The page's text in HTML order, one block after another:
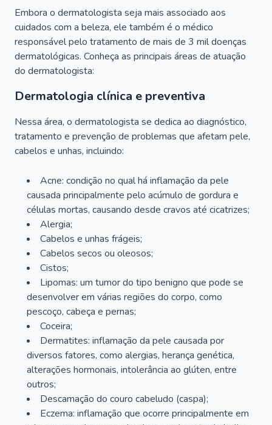
Embora o dermatologista seja mais associado aos
cuidados com a beleza, ele também é o médico
responsável pelo tratamento de mais de 3 mil doenças
dermatológicas. Conheça as principais áreas de atuação
do dermatologista:
Dermatologia clínica e preventiva
Nessa área, o dermatologista se dedica ao diagnóstico,
tratamento e prevenção de problemas que afetam pele,
cabelos e unhas, incluindo:
Acne: condição no qual há inflamação da pele
causada principalmente pelo acúmulo de gordura e
células mortas, causando desde cravos até cicatrizes;
Alergia;
Cabelos e unhas frágeis;
Cabelos secos ou oleosos;
Cistos;
Lipomas: um tumor do tipo benigno que pode se
desenvolver em várias regiões do corpo, como
pescoço, cabeça e pernas;
Coceira;
Dermatites: inflamação da pele causada por
diversos fatores, como alergias, herança genética,
alterações hormonais, intolerância ao glúten, entre
outros;
Descamação do couro cabeludo (caspa);
Eczema: inflamação que ocorre principalmente em